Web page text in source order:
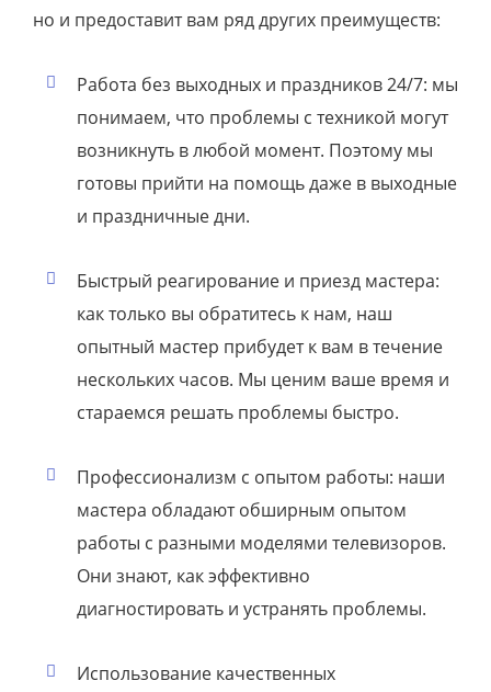
но и предоставит вам ряд других преимуществ:
Работа без выходных и праздников 24/7: мы
понимаем, что проблемы с техникой могут
возникнуть в любой момент. Поэтому мы
готовы прийти на помощь даже в выходные
и праздничные дни.
Быстрый реагирование и приезд мастера:
как только вы обратитесь к нам, наш
опытный мастер прибудет к вам в течение
нескольких часов. Мы ценим ваше время и
стараемся решать проблемы быстро.
Профессионализм с опытом работы: наши
мастера обладают обширным опытом
работы с разными моделями телевизоров.
Они знают, как эффективно
диагностировать и устранять проблемы.
Использование качественных